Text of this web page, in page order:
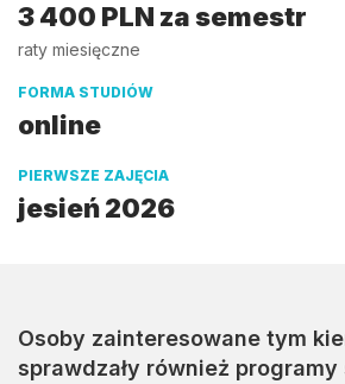
3 400 PLN za semestr
raty miesięczne
FORMA STUDIÓW
online
PIERWSZE ZAJĘCIA
jesień 2026
Osoby zainteresowane tym
sprawdzały również